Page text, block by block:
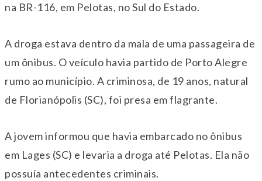
na BR-116, em Pelotas, no Sul do Estado.
A droga estava dentro da mala de uma passageira de
um ônibus. O veículo havia partido de Porto Alegre
rumo ao município. A criminosa, de 19 anos, natural
de Florianópolis (SC), foi presa em flagrante.
A jovem informou que havia embarcado no ônibus
em Lages (SC) e levaria a droga até Pelotas. Ela não
possuía antecedentes criminais.